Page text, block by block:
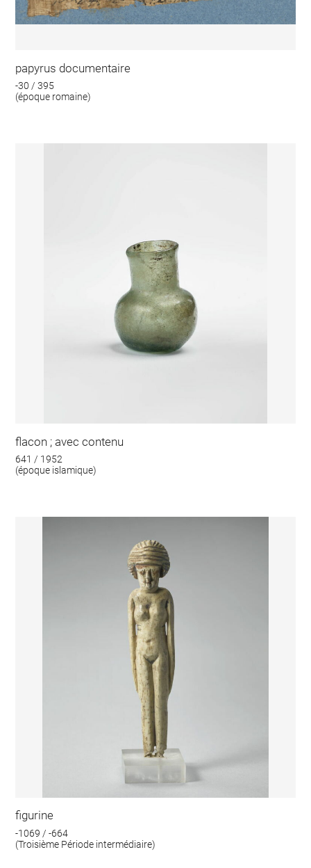
papyrus documentaire
-30 / 395
(époque romaine)
flacon ; avec contenu
641 / 1952
(époque islamique)
figurine
-1069 / -664
(Troisième Période intermédiaire)